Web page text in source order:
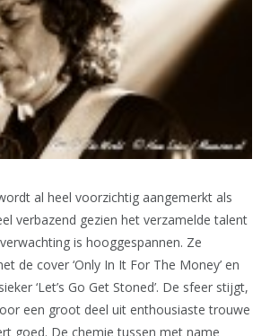
al heel voorzichtig aangemerkt als
verbazend gezien het verzamelde talent
is hooggespannen. Ze
de cover ‘Only In It For The Money’ en
‘Let’s Go Get Stoned’. De sfeer stijgt,
een groot deel uit enthousiaste trouwe
goed. De chemie tussen met name